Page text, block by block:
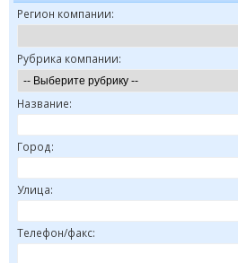
Регион компании:
Рубрика компании:
Название:
Город:
Улица:
Телефон/факс: